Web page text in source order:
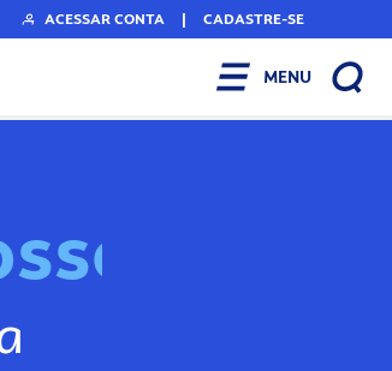
ACESSAR CONTA | CADASTRE-SE
MENU
sso